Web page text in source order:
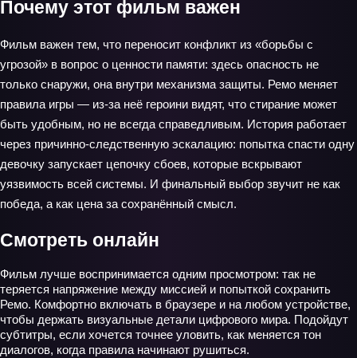
Почему этот фильм важен
Фильм важен тем, что переносит конфликт из «борьбы с
угрозой» в вопрос о ценности памяти: здесь опасность не
только снаружи, она внутри механизма защиты. Ремо меняет
правила игры — из‑за неё героини видят, что стирание может
быть удобным, но не всегда справедливым. История работает
через причинно‑следственную эскалацию: попытка спасти одну
девочку запускает цепочку сбоев, которые вскрывают
уязвимость всей системы. И финальный выбор звучит не как
победа, а как цена за сохранённый смысл.
Смотреть онлайн
Фильм лучше воспринимается одним просмотром: так не
теряется напряжение между миссией и попыткой сохранить
Ремо. Комфортно включать в браузере и на любом устройстве,
чтобы держать визуальные детали цифрового мира. Подойдут
субтитры, если хочется точнее уловить, как меняется тон
диалогов, когда правила начинают рушиться.